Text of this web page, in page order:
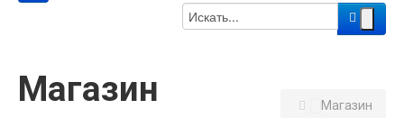
Магазин Магазин